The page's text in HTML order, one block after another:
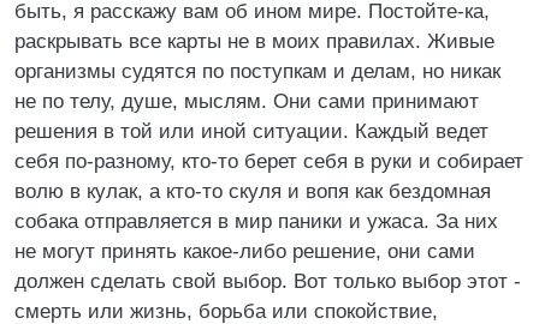
быть, я расскажу вам об ином мире. Постойте-ка,
раскрывать все карты не в моих правилах. Живые
организмы судятся по поступкам и делам, но никак
не по телу, душе, мыслям. Они сами принимают
решения в той или иной ситуации. Каждый ведет
себя по-разному, кто-то берет себя в руки и собирает
волю в кулак, а кто-то скуля и вопя как бездомная
собака отправляется в мир паники и ужаса. За них
не могут принять какое-либо решение, они сами
должен сделать свой выбор. Вот только выбор этот -
смерть или жизнь, борьба или спокойствие,